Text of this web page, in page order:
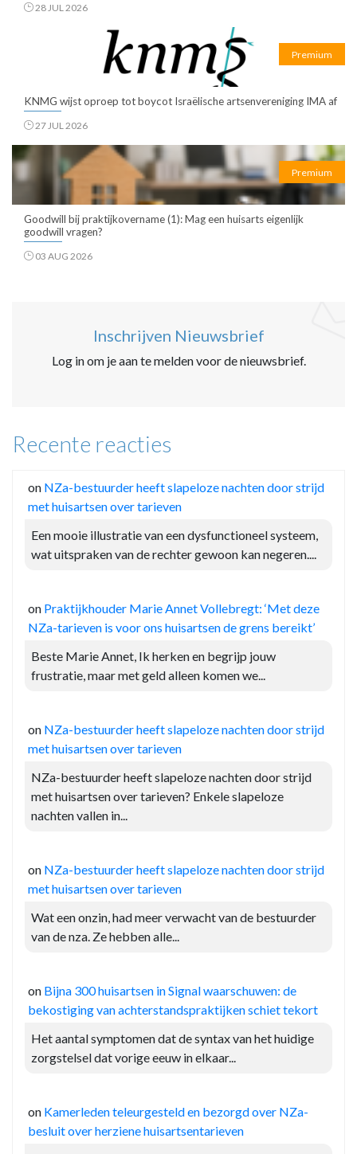
28 JUL 2026
Premium
KNMG wijst oproep tot boycot Israëlische artsenvereniging IMA af
27 JUL 2026
Premium
Goodwill bij praktijkovername (1): Mag een huisarts eigenlijk
goodwill vragen?
03 AUG 2026
Inschrijven Nieuwsbrief
Log in om je aan te melden voor de nieuwsbrief.
Recente reacties
on NZa-bestuurder heeft slapeloze nachten door strijd
met huisartsen over tarieven
Een mooie illustratie van een dysfunctioneel systeem,
wat uitspraken van de rechter gewoon kan negeren....
on Praktijkhouder Marie Annet Vollebregt: ‘Met deze
NZa-tarieven is voor ons huisartsen de grens bereikt’
Beste Marie Annet, Ik herken en begrijp jouw
frustratie, maar met geld alleen komen we...
on NZa-bestuurder heeft slapeloze nachten door strijd
met huisartsen over tarieven
NZa-bestuurder heeft slapeloze nachten door strijd
met huisartsen over tarieven? Enkele slapeloze
nachten vallen in...
on NZa-bestuurder heeft slapeloze nachten door strijd
met huisartsen over tarieven
Wat een onzin, had meer verwacht van de bestuurder
van de nza. Ze hebben alle...
on Bijna 300 huisartsen in Signal waarschuwen: de
bekostiging van achterstandspraktijken schiet tekort
Het aantal symptomen dat de syntax van het huidige
zorgstelsel dat vorige eeuw in elkaar...
on Kamerleden teleurgesteld en bezorgd over NZa-
besluit over herziene huisartsentarieven